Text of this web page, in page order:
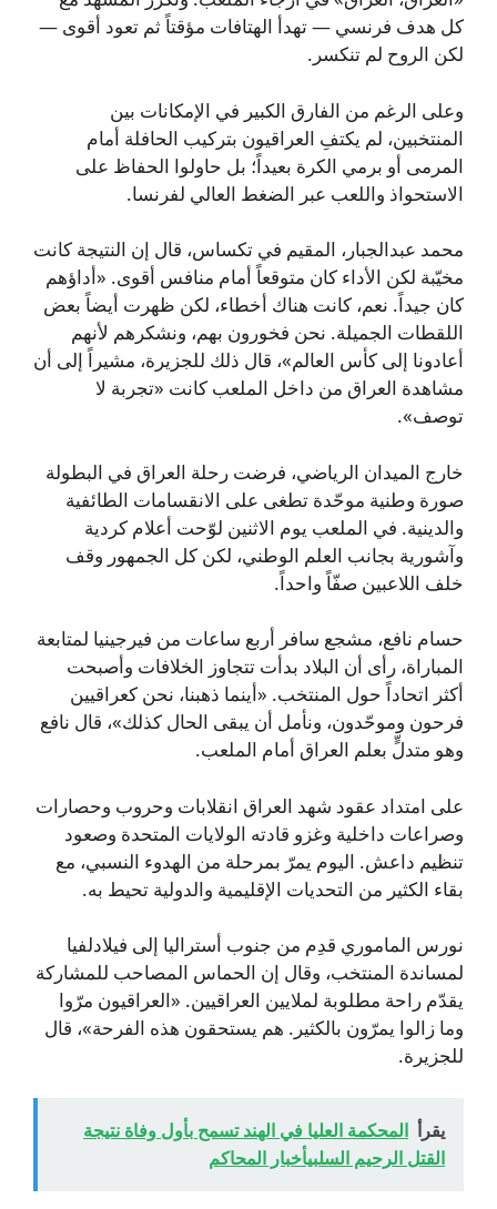
كل هدف فرنسي — تهدأ الهتافات مؤقتاً ثم تعود أقوى —
لكن الروح لم تنكسر.
وعلى الرغم من الفارق الكبير في الإمكانات بين
المنتخبين، لم يكتفِ العراقيون بتركيب الحافلة أمام
المرمى أو برمي الكرة بعيداً؛ بل حاولوا الحفاظ على
الاستحواذ واللعب عبر الضغط العالي لفرنسا.
محمد عبدالجبار، المقيم في تكساس، قال إن النتيجة كانت
مخيّبة لكن الأداء كان متوقعاً أمام منافس أقوى. «أداؤهم
كان جيداً. نعم، كانت هناك أخطاء، لكن ظهرت أيضاً بعض
اللقطات الجميلة. نحن فخورون بهم، ونشكرهم لأنهم
أعادونا إلى كأس العالم»، قال ذلك للجزيرة، مشيراً إلى أن
مشاهدة العراق من داخل الملعب كانت «تجربة لا
توصف».
خارج الميدان الرياضي، فرضت رحلة العراق في البطولة
صورة وطنية موحّدة تطغى على الانقسامات الطائفية
والدينية. في الملعب يوم الاثنين لوّحت أعلام كردية
وآشورية بجانب العلم الوطني، لكن كل الجمهور وقف
خلف اللاعبين صفّاً واحداً.
حسام نافع، مشجع سافر أربع ساعات من فيرجينيا لمتابعة
المباراة، رأى أن البلاد بدأت تتجاوز الخلافات وأصبحت
أكثر اتحاداً حول المنتخب. «أينما ذهبنا، نحن كعراقيين
فرحون وموحّدون، ونأمل أن يبقى الحال كذلك»، قال نافع
وهو متدلٍّ بعلم العراق أمام الملعب.
على امتداد عقود شهد العراق انقلابات وحروب وحصارات
وصراعات داخلية وغزو قادته الولايات المتحدة وصعود
تنظيم داعش. اليوم يمرّ بمرحلة من الهدوء النسبي، مع
بقاء الكثير من التحديات الإقليمية والدولية تحيط به.
نورس الماموري قدِم من جنوب أستراليا إلى فيلادلفيا
لمساندة المنتخب، وقال إن الحماس المصاحب للمشاركة
يقدّم راحة مطلوبة لملايين العراقيين. «العراقيون مرّوا
وما زالوا يمرّون بالكثير. هم يستحقون هذه الفرحة»، قال
للجزيرة.
يقرأ المحكمة العليا في الهند تسمح بأول وفاة نتيجة
القتل الرحيم السلبيأخبار المحاكم